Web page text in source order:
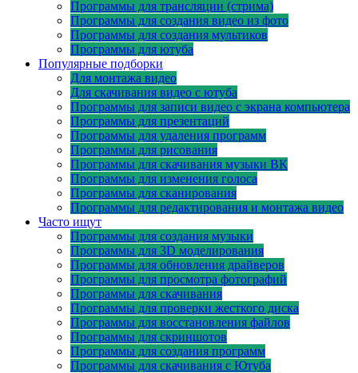
Программы для трансляции (стрима)
Программы для создания видео из фото
Программы для создания мультиков
Программы для ютуба
Популярные подборки
Для монтажа видео
Для скачивания видео с ютуба
Программы для записи видео с экрана компьютера
Программы для презентаций
Программы для удаления программ
Программы для рисования
Программы для скачивания музыки ВК
Программы для изменения голоса
Программы для сканирования
Программы для редактирования и монтажа видео
Часто ищут
Программы для создания музыки
Программы для 3D моделирования
Программы для обновления драйверов
Программы для просмотра фотографий
Программы для скачивания
Программы для проверки жесткого диска
Программы для восстановления файлов
Программы для скриншотов
Программы для создания программ
Программы для скачивания с Ютуба